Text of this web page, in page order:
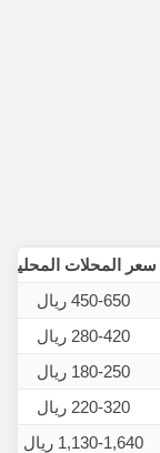
سعر المحلات المحلية
450-650 ريال
280-420 ريال
180-250 ريال
220-320 ريال
1,130-1,640 ريال